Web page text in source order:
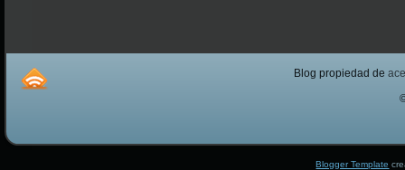
Blog propiedad de
Blogger Template